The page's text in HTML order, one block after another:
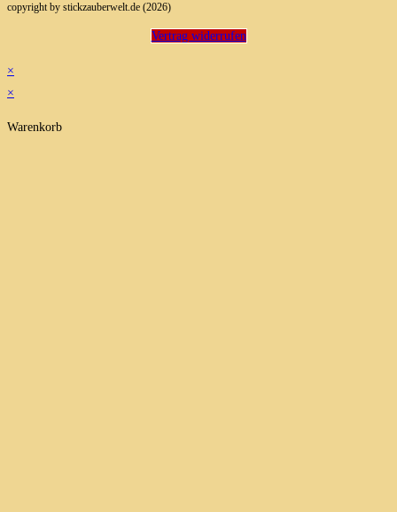
copyright by stickzauberwelt.de (2026)
Vertrag widerrufen
×
×
Warenkorb